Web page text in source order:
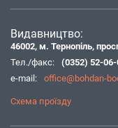
Видавництво:
46002, м. Тернопіль,
Тел./факс:
(0352) 52-06-
e-mail:
office@bohdan-
Схема проїзду